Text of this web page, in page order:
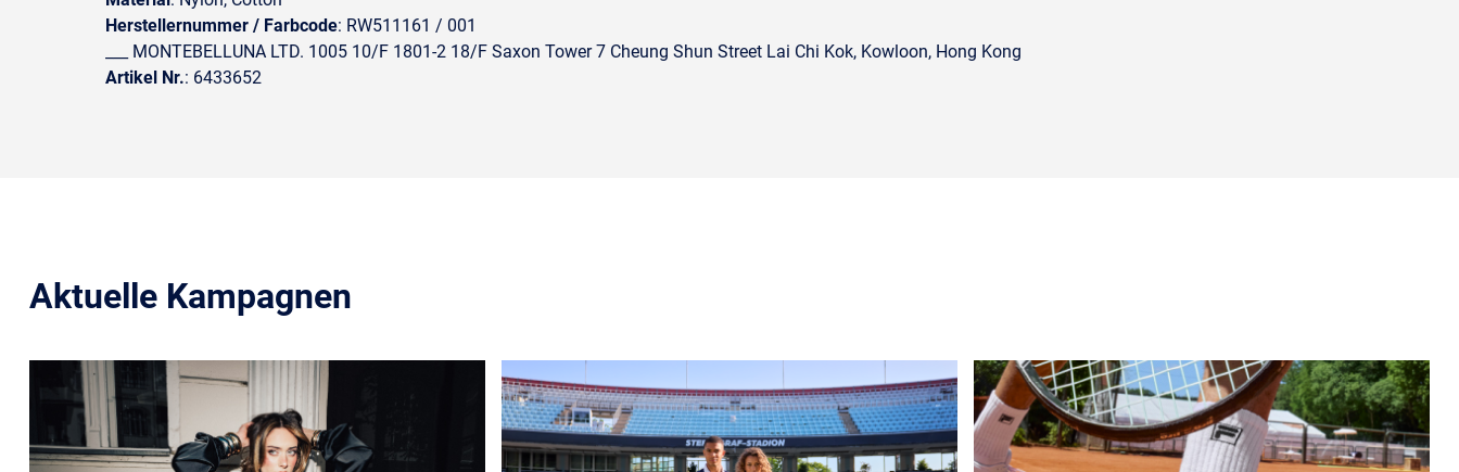
Herstellernummer / Farbcode: RW511161 / 001
___ MONTEBELLUNA LTD. 1005 10/F 1801-2 18/F Saxon Tower 7 Cheung Shun Street Lai Chi Kok, Kowloon, Hong Kong
Artikel Nr.: 6433652
Aktuelle Kampagnen